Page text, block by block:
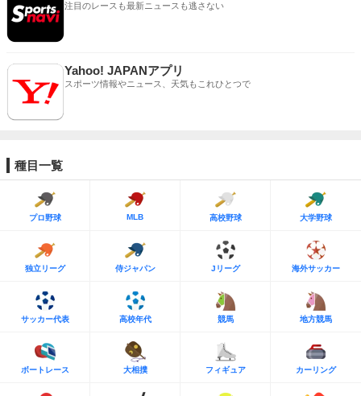
注目のレースも最新ニュースも逃さない
Yahoo! JAPANアプリ
スポーツ情報やニュース、天気もこれひとつで
種目一覧
プロ野球 MLB 高校野球 大学野球
独立リーグ 侍ジャパン Jリーグ 海外サッカー
サッカー代表 高校年代 競馬 地方競馬
ボートレース 大相撲 フィギュア カーリング